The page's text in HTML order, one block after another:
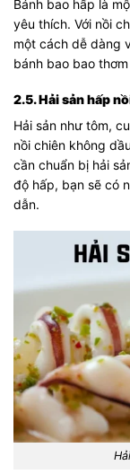
Bánh bao hấp là
yêu thích. Với nồi
một cách dễ dàng
bánh bao bao
2.5. Hải sản hấp
Hải sản như tôm,
nồi chiên không
cần chuẩn bị hải
độ hấp, bạn sẽ có
dẫn.